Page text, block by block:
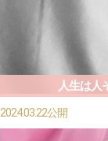
人生は人
2024.03.22公開